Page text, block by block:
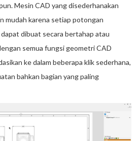
Mesin CAD yang disederhanakan
mudah karena setiap potongan
dibuat secara bertahap atau
semua fungsi geometri CAD
ke dalam beberapa klik sederhana,
bahkan bagian yang paling